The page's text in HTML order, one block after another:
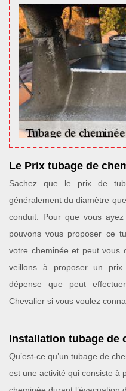
Le Prix tubage de
Sachez que le prix de
généralement du diamètre
conduit. Pour que vous
pouvons vous proposer ce
votre cheminée et peut vous
veillons à proposer un
dépense que peut
Chevalier si vous voulez
Installation tubage de
Qu’est-ce qu’un tubage de
est une activité qui consiste à